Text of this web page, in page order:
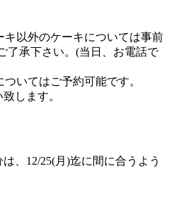
以外のケーキについては事前
了承下さい。(当日、お電話で
いてはご予約可能です。
します。
、12/25(月)迄に間に合うよう